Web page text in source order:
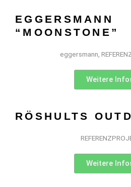
EGGERSMANN
“MOONSTONE”
eggersmann
Weitere
RÖSHULTS
Weitere